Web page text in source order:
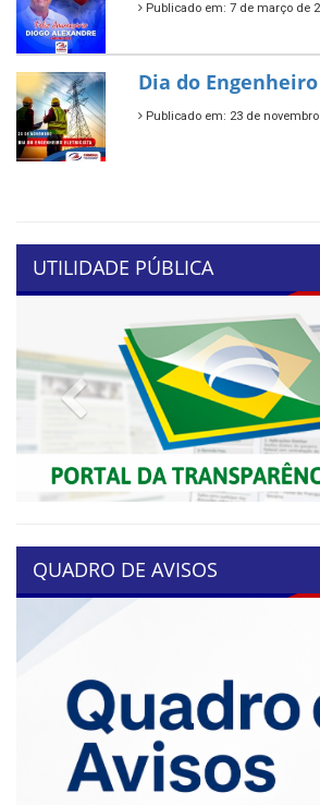
Publicado em: 7 de março de
Dia do
Publicado em: 23 de novembro
UTILIDADE PÚBLICA
Previous
QUADRO DE AVISOS